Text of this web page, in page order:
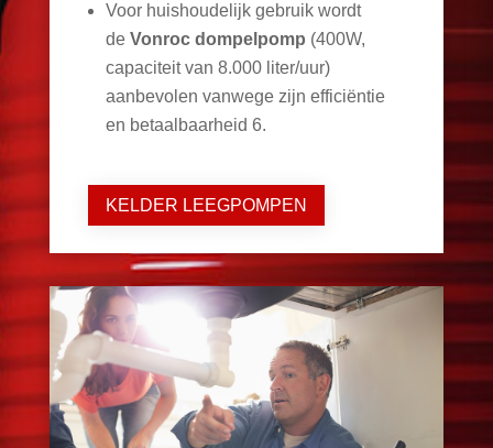
Voor huishoudelijk gebruik wordt
de Vonroc dompelpomp (400W,
capaciteit van 8.000 liter/uur)
aanbevolen vanwege zijn efficiëntie
en betaalbaarheid 6.
KELDER LEEGPOMPEN